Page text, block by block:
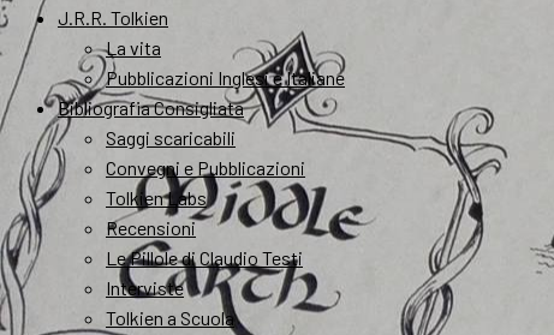
J.R.R. Tolkien
La vita
Pubblicazioni Inglesi e Italiane
Bibliografia Consigliata
Saggi scaricabili
Convegni e Pubblicazioni
Tolkien Labs
Recensioni
Le Pillole di Claudio Testi
Interviste
Tolkien a Scuola